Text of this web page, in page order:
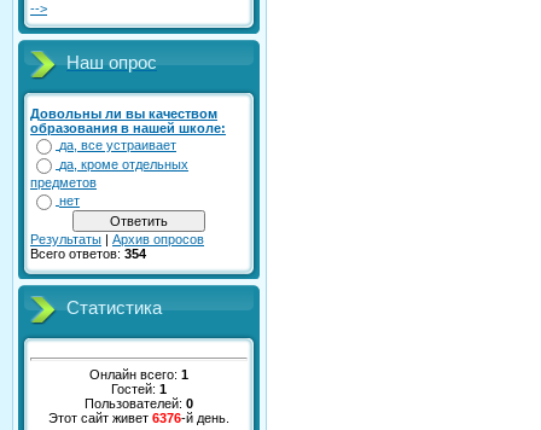
-->
Наш опрос
Довольны ли вы качеством
образования в нашей школе:
да, все устраивает
да, кроме отдельных
предметов
нет
Результаты | Архив опросов
Всего ответов: 354
Статистика
Онлайн всего: 1
Гостей: 1
Пользователей: 0
Этот сайт живет 6376-й день.